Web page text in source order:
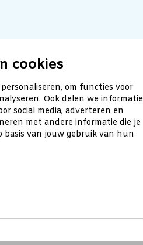
cookies
om functies voor
Ook delen we informatie
social media, adverteren en
met andere informatie die je
van jouw gebruik van hun